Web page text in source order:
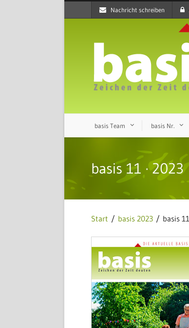
Nachricht schreiben
basis Team basis Nr.
basis 11 · 2023
Start / basis 2023 / basis